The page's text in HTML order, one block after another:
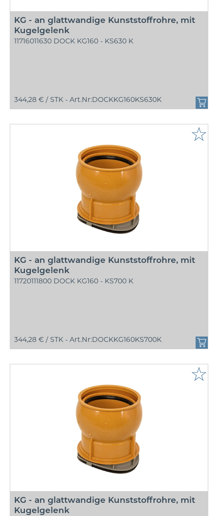
KG - an glattwandige Kunststoffrohre, mit
Kugelgelenk
11716011630 DOCK KG160 - KS630 K
344,28 € / STK - Art.Nr:DOCKKG160KS630K
☆
KG - an glattwandige Kunststoffrohre, mit
Kugelgelenk
11720111800 DOCK KG160 - KS700 K
344,28 € / STK - Art.Nr:DOCKKG160KS700K
☆
KG - an glattwandige Kunststoffrohre, mit
Kugelgelenk